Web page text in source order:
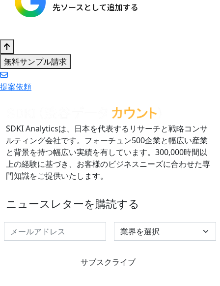
無料サンプル請求
提案依頼
SDKI Analyticsは、日本を代表するリサーチと戦略コンサ
ルティング会社です。フォーチュン500企業と幅広い産業
と背景を持つ幅広い実績を有しています。300,000時間以
上の経験に基づき、お客様のビジネスニーズに合わせた専
門知識をご提供いたします。
ニュースレターを購読する
Select Industry
サブスクライブ